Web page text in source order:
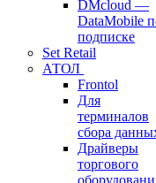
DMcloud —
DataMobile
подписке
Set Retail
АТОЛ
Frontol
Для
терминалов
сбора
Драйверы
торгового